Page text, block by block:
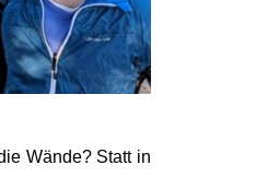
Wände? Statt in